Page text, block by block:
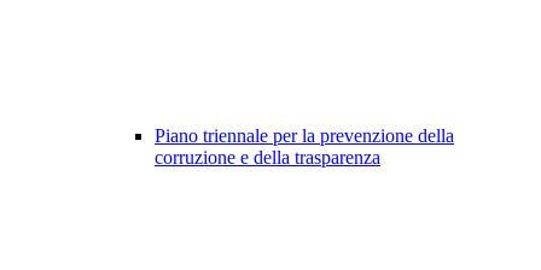
Piano triennale per la prevenzione della
corruzione e della trasparenza